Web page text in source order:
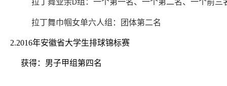
拉丁舞业余D组：一个第一名、一个第二名、一个前三
拉丁舞巾帼女单六人组：团体第二名
2.2016年安徽省大学生排球锦标赛
获得：男子甲组第四名